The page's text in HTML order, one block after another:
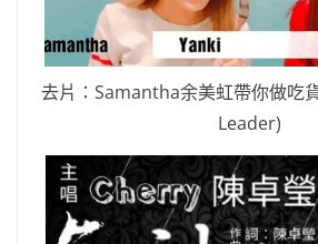
去片：Samantha余美虹帶你做吃
Leader)